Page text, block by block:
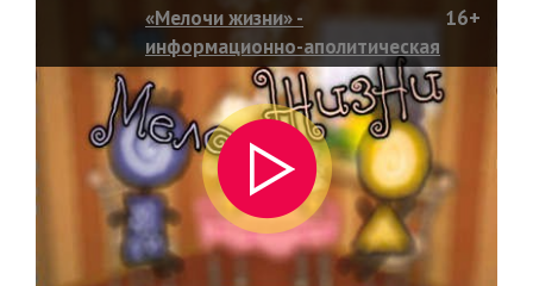
«Мелочи жизни» -
информационно-аполитическая
программа
16+